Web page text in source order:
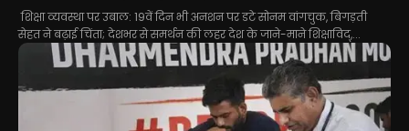
शिक्षा व्यवस्था पर उबाल: 19वें दिन भी अनशन पर डटे सोनम वांगचुक, बिगड़ती
सेहत ने बढ़ाई चिंता; देशभर से समर्थन की लहर देश के जाने-माने शिक्षाविद्,...